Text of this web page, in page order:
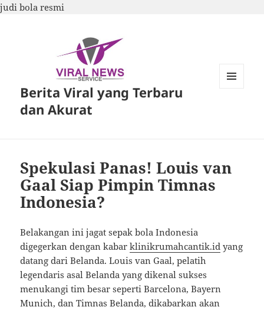
judi bola resmi
Berita Viral yang Terbaru
dan Akurat
Spekulasi Panas! Louis van
Gaal Siap Pimpin Timnas
Indonesia?
Belakangan ini jagat sepak bola Indonesia
digegerkan dengan kabarklinikrumahcantik.id yang
datang dari Belanda. Louis van Gaal, pelatih
legendaris asal Belanda yang dikenal sukses
menukangi tim besar seperti Barcelona, Bayern
Munich, dan Timnas Belanda, dikabarkan akan